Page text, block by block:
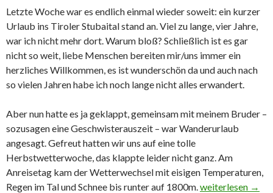
Letzte Woche war es endlich einmal wieder soweit: ein kurzer
Urlaub ins Tiroler Stubaital stand an. Viel zu lange, vier Jahre,
war ich nicht mehr dort. Warum bloß? Schließlich ist es gar
nicht so weit, liebe Menschen bereiten mir/uns immer ein
herzliches Willkommen, es ist wunderschön da und auch nach
so vielen Jahren habe ich noch lange nicht alles erwandert.
Aber nun hatte es ja geklappt, gemeinsam mit meinem Bruder –
sozusagen eine Geschwisterauszeit – war Wanderurlaub
angesagt. Gefreut hatten wir uns auf eine tolle
Herbstwetterwoche, das klappte leider nicht ganz. Am
Anreisetag kam der Wetterwechsel mit eisigen Temperaturen,
Regen im Tal und Schnee bis runter auf 1800m.Stubaital –
weiterlesen →